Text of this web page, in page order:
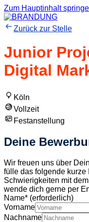
Zum Hauptinhalt
Zurück zur Stelle
Junior
Digital
Köln
Vollzeit
Festanstellung
Deine
Wir freuen uns über
fülle das folgende kurze
Schwierigkeiten mit
wende dich gerne per
Name* (erforderlich)
Vorname
Nachname